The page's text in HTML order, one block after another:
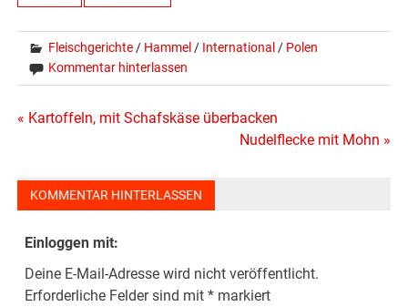
Fleischgerichte / Hammel / International / Polen
Kommentar hinterlassen
Beitragsnavigation
« Kartoffeln, mit Schafskäse überbacken
Nudelflecke mit Mohn »
KOMMENTAR HINTERLASSEN
Einloggen mit:
Deine E-Mail-Adresse wird nicht veröffentlicht.
Erforderliche Felder sind mit* markiert